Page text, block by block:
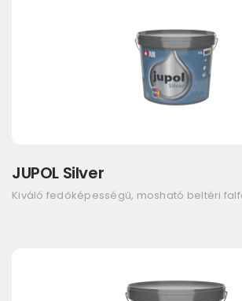
JUPOL Silver
Kiváló fedőképességű, mosható beltéri